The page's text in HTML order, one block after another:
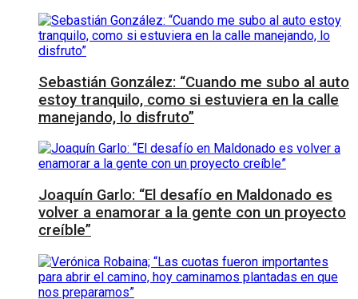
Sebastián González: “Cuando me subo al auto
estoy tranquilo, como si estuviera en la calle
manejando, lo disfruto”
Joaquín Garlo: “El desafío en Maldonado es
volver a enamorar a la gente con un proyecto
creíble”